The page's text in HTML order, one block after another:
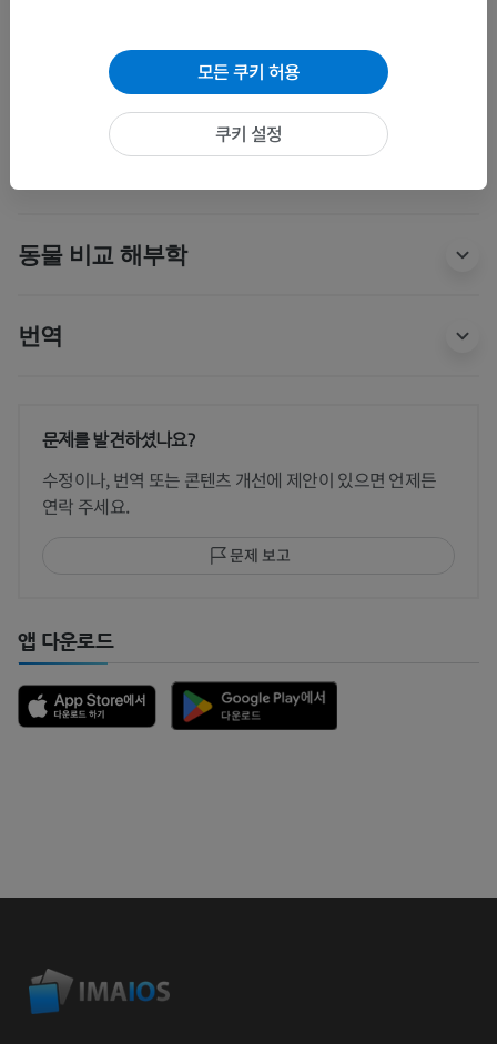
하위 구조: 이 부위는 하위 해부 구조가 없습니다
인체 해부학 1
동물 비교 해부학
번역
문제를 발견하셨나요?
수정이나, 번역 또는 콘텐츠 개선에 제안이 있으면 언제든
연락 주세요.
문제 보고
앱 다운로드
모든 쿠키 허용
쿠키 설정